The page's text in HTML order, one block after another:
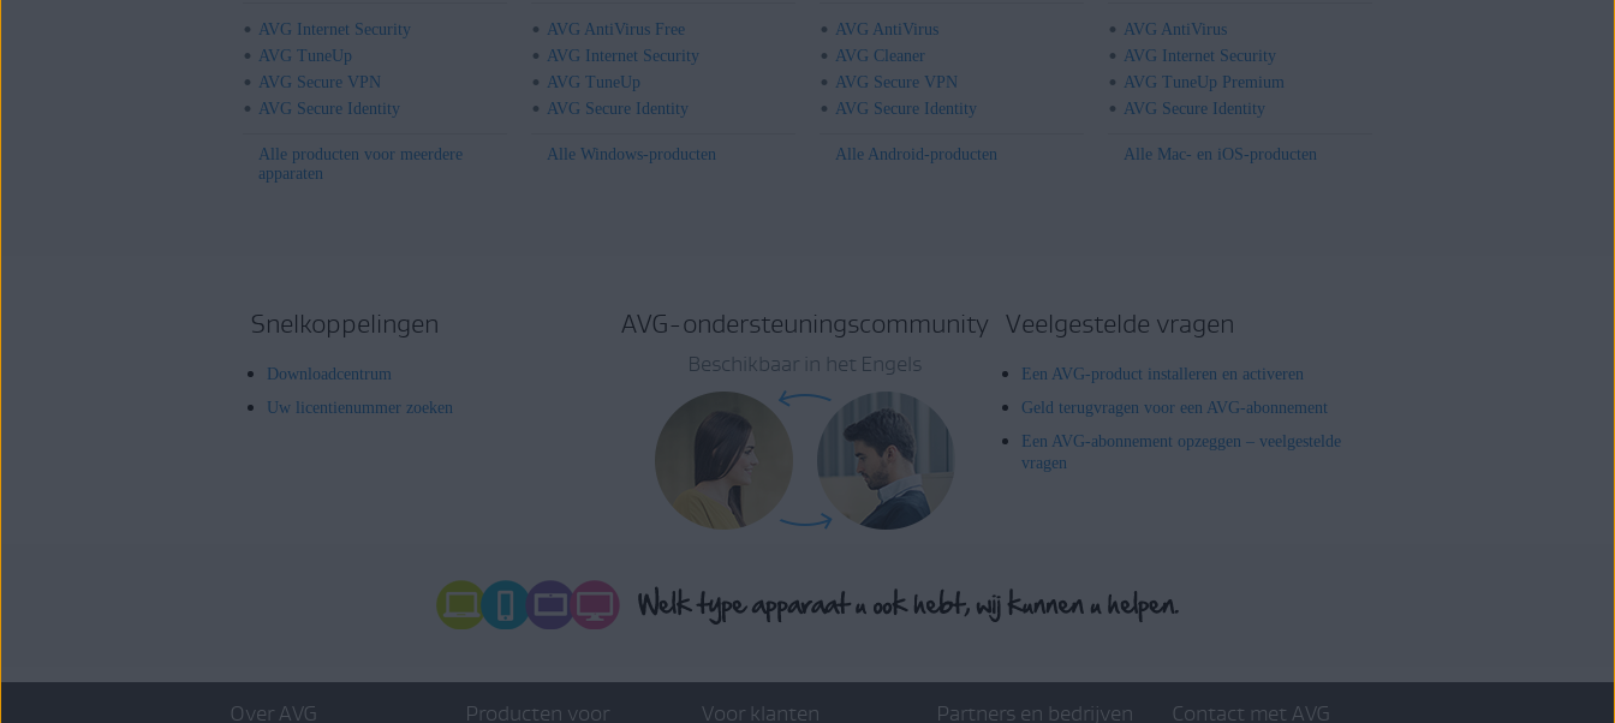
AVG Internet Security
AVG TuneUp
AVG Secure VPN
AVG Secure Identity
Alle producten voor meerdere
apparaten
AVG AntiVirus Free
AVG Internet Security
AVG TuneUp
AVG Secure Identity
Alle Windows-producten
AVG AntiVirus
AVG Cleaner
AVG Secure VPN
AVG Secure Identity
Alle Android-producten
AVG AntiVirus
AVG Internet Security
AVG TuneUp Premium
AVG Secure Identity
Alle Mac- en iOS-producten
Snelkoppelingen
Downloadcentrum
Uw licentienummer zoeken
AVG-ondersteuningscommunity
Beschikbaar in het Engels
Veelgestelde vragen
Een AVG-product installeren en activeren
Geld terugvragen voor een AVG-abonnement
Een AVG-abonnement opzeggen – veelgestelde
vragen
Over AVG Producten voor Voor klanten Partners en bedrijven Contact met AVG